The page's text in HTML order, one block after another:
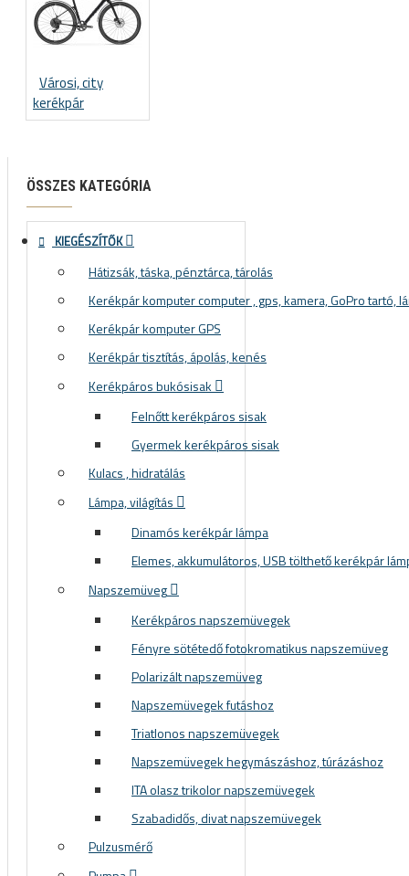
Városi, city
kerékpár
ÖSSZES KATEGÓRIA
KIEGÉSZÍTŐK
Hátizsák, táska, pénztárca, tárolás
Kerékpár komputer computer , gps, kamera, GoPro tartó,
Kerékpár komputer GPS
Kerékpár tisztítás, ápolás, kenés
Kerékpáros bukósisak
Felnőtt kerékpáros sisak
Gyermek kerékpáros sisak
Kulacs , hidratálás
Lámpa, világítás
Dinamós kerékpár lámpa
Elemes, akkumulátoros, USB tölthető kerékpár
Napszemüveg
Kerékpáros napszemüvegek
Fényre sötétedő fotokromatikus napszemüveg
Polarizált napszemüveg
Napszemüvegek futáshoz
Triatlonos napszemüvegek
Napszemüvegek hegymászáshoz, túrázáshoz
ITA olasz trikolor napszemüvegek
Szabadidős, divat napszemüvegek
Pulzusmérő